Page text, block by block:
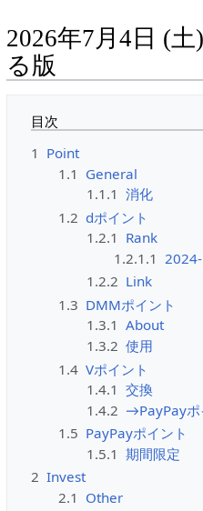
2026年7月4日 (
る版
目次
1 Point
1.1 General
1.1.1 消化
1.2 dポイント
1.2.1 Rank
1.2.1.1
1.2.2 Link
1.3 DMMポイント
1.3.1 About
1.3.2 使用
1.4 Vポイント
1.4.1 交換
1.4.2 →PayPayポ
1.5 PayPayポイント
1.5.1 期間限定
2 Invest
2.1 Other